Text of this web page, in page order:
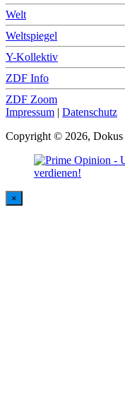
Welt
Weltspiegel
Y-Kollektiv
ZDF Info
ZDF Zoom
Impressum | Datenschutz
Copyright © 2026, Dokus
×